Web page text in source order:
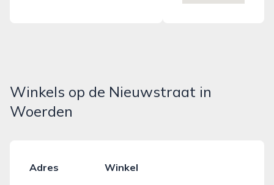
Winkels op de Nieuwstraat in
Woerden
Adres Winkel